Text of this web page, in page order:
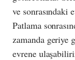
ve sonrasındaki
Patlama
zamanda geriye
evrene